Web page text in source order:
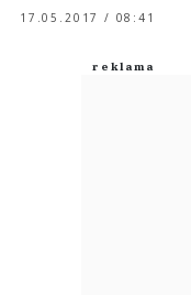
17.05.2017 / 08:41